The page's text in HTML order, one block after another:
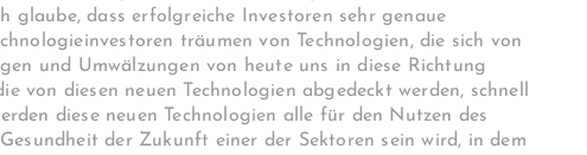
glaube, dass erfolgreiche Investoren sehr genaue
träumen von Technologien, die sich von
und Umwälzungen von heute uns in diese Richtung
von diesen neuen Technologien abgedeckt werden, schnell
diese neuen Technologien alle für den Nutzen des
der Zukunft einer der Sektoren sein wird, in dem